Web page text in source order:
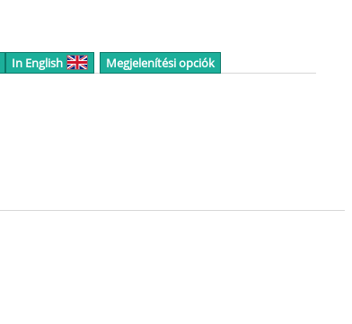
In English Megjelenítési opciók